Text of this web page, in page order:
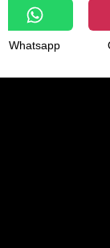
Whatsapp